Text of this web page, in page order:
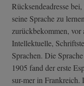
Rücksendeadresse
seine Sprache zu
zurückbekommen, vor
Intellektuelle,
Sprachen. Die
1905 fand der erste
sur-mer in Frankreich.